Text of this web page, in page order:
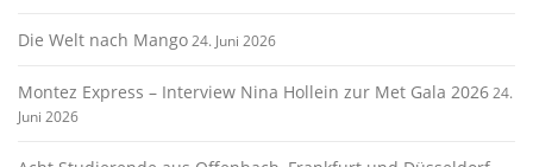
Die Welt nach Mango24. Juni 2026
Montez Express – Interview Nina Hollein zur Met Gala 202624.
Juni 2026